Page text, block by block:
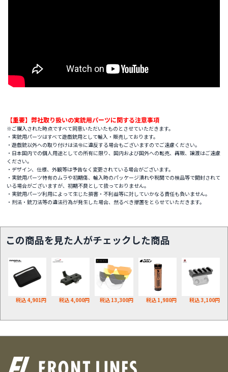
【重要】弊社取り扱いの実銃用パーツに関する注意事項
※ご購入された時点ですべて同意いただいたものとさせていただきます。
・実銃用パーツはすべて遊戯銃用として輸入・販売しております。
・遊戯銃以外への取り付けは法令に違反する場合もございますのでご遠慮ください。
・日本国内での個人用途としての所有に限り、国内および国外への転売、再販、譲渡はご遠慮
ください。
・デザイン、仕様、外観等は予告なく変更されている場合がございます。
・実銃用パーツ特有のムラや初期傷、輸入時のパッケージ潰れや税関での検品等で開封されて
いる場合がございますが、初期不良として扱っておりません。
・実銃用パーツ利用によって生じた損害・不利益等に対していかなる責任も負いません。
・刑法・銃刀法等の違法行為が発生した場合、然るべき措置をとらせていただきます。
この商品を見た人がチェックした商品
税込 4,901円 税込 4,000円 税込 13,300円 税込 1,980円 税込 3,100円